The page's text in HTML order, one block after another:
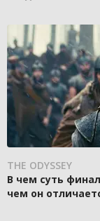
THE ODYSSEY
В чем суть
чем он